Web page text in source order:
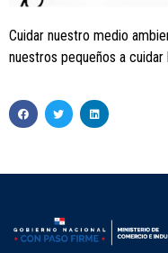
Cuidar nuestro medio
nuestros pequeños a